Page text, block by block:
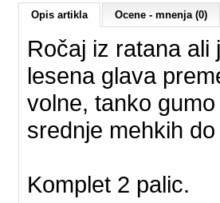
Opis artikla Ocene - mnenja (0)
Ročaj iz ratana ali
lesena glava
volne, tanko
srednje mehkih
Komplet 2 palic.